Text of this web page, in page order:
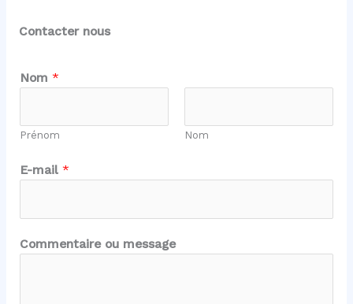
Contacter nous
N
o
N
m
E
m
a
i
Nom *
Prénom Nom
E-mail *
Commentaire ou message